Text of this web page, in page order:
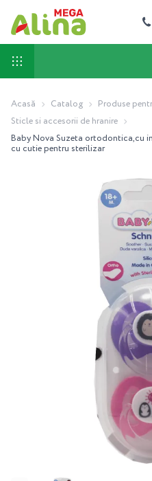
Acasă Catalog Produse
Sticle si accesorii de hranire
Baby Nova Suzeta ortodontica,cu
cu cutie pentru sterilizar